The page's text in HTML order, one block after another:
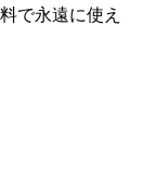
で永遠に使え